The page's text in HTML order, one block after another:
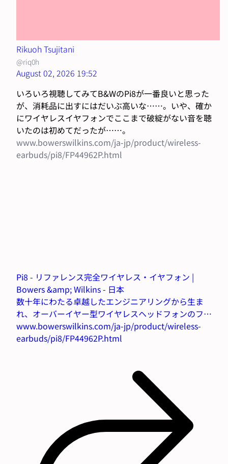
Rikuoh Tsujitani
@riq0h
August 02, 2026 19:52
いろいろ視聴してみてB&WのPi8が一番良いと思った
が、消耗品に出すにはだいぶ高いな……。いや、確か
にワイヤレスイヤフォンでここまで破綻がない音を聴
いたのは初めてだったが……。
www.bowerswilkins.com/ja-jp/product/wireless-
earbuds/pi8/FP44962P.html
Pi8 - リファレンス完全ワイヤレス・イヤフォン |
Bowers &amp; Wilkins - 日本
数十年にわたる卓越したエンジニアリングから生ま
れ、オーバーイヤー型ワイヤレスヘッドフォンのフラ
ッグシップモデルPx8にインスパイアされた新しいイ
ヤフォンPi8は、際立つパフォーマンス、入念に作り
www.bowerswilkins.com/ja-jp/product/wireless-
earbuds/pi8/FP44962P.html